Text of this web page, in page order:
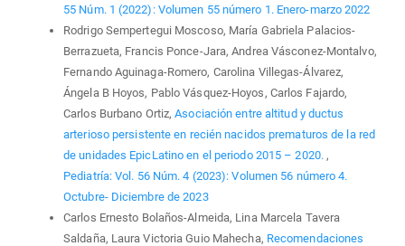
55 Núm. 1 (2022): Volumen 55 número 1. Enero-marzo 2022
Rodrigo Sempertegui Moscoso, María Gabriela Palacios-
Berrazueta, Francis Ponce-Jara, Andrea Vásconez-Montalvo,
Fernando Aguinaga-Romero, Carolina Villegas-Álvarez,
Ángela B Hoyos, Pablo Vásquez-Hoyos, Carlos Fajardo,
Carlos Burbano Ortiz,Asociación entre altitud y ductus
arterioso persistente en recién nacidos prematuros de la red
de unidades EpicLatino en el periodo 2015 – 2020. ,
Pediatría: Vol. 56 Núm. 4 (2023): Volumen 56 número 4.
Octubre- Diciembre de 2023
Carlos Ernesto Bolaños-Almeida, Lina Marcela Tavera
Saldaña, Laura Victoria Guio Mahecha, Recomendaciones